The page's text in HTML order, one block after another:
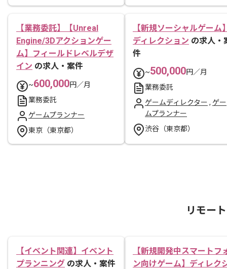
【業務委託】【Unreal
Engine/3Dアクションゲー
ム】フィールドレベルデザ
イン の求人・案件
~600,000円／月
業務委託
ゲームプランナー
東京（東京都）
【新規ソーシャルゲーム
ディレクション の求人・
件
~500,000円／月
業務委託
ゲームディレクター , ゲー
ムプランナー
渋谷（東京都）
リモー
【イベント関連】イベント
プランニング の求人・案件
【新規開発中スマートフ
ン向けゲーム】ディレク